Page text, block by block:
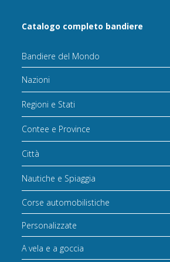
Catalogo completo bandiere
Bandiere del Mondo
Nazioni
Regioni e Stati
Contee e Province
Città
Nautiche e Spiaggia
Corse automobilistiche
Personalizzate
A vela e a goccia